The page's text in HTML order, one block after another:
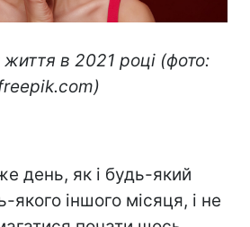
в 2021 році (фото:
день, як і будь-який
якого іншого місяця, і не